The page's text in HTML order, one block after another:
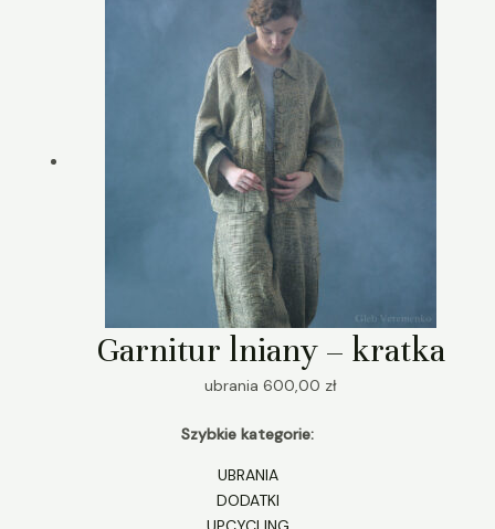
Garnitur lniany – kratka
ubrania 600,00 zł
Szybkie kategorie:
UBRANIA
DODATKI